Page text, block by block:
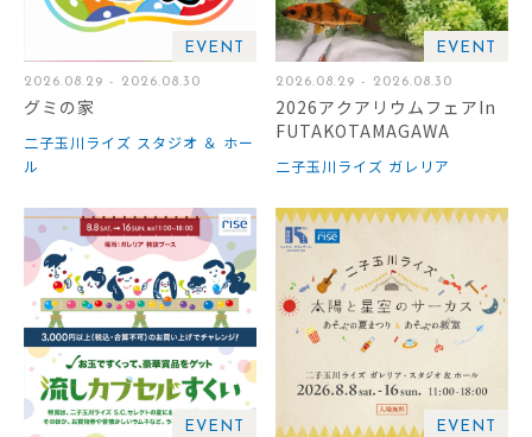
EVENT
2026.08.29 - 2026.08.30
グミの家
二子玉川ライズ スタジオ ＆ ホー
ル
EVENT
2026.08.29 - 2026.08.30
2026アクアリウムフェアIn
FUTAKOTAMAGAWA
二子玉川ライズ ガレリア
EVENT EVENT